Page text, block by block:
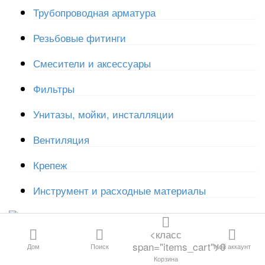
Канализация и
дренаж
арматура
машин
Сифоны для
кондиционеров
Арматура для бачков и
Комплектующие к сифонам
Комплектующие для
Трубы и
отопления и
Резьбовые
Трубопроводная
Дом Поиск
<класс
span="items_cart">0
Корзина
Мой аккаунт
Трубопроводная арматура
Резьбовые фитинги
Смесители и аксессуары
Фильтры
Унитазы, мойки, инсталляции
Вентиляция
Крепеж
Инструмент и расходные материалы